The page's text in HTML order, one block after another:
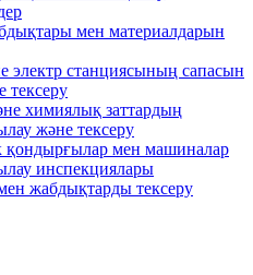
мен материалдарын
электр станциясының сапасын
тексеру
химиялық заттардың
және тексеру
қондырғылар мен машиналар
инспекциялары
жабдықтарды тексеру